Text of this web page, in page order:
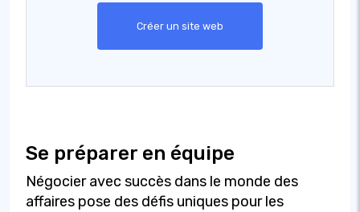
Créer un site web
Se préparer en équipe
Négocier avec succès dans le monde des
affaires pose des défis uniques pour les